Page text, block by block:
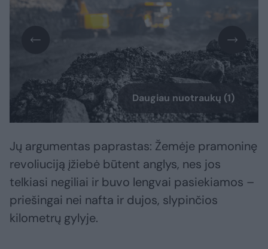
Daugiau nuotraukų (1)
Jų argumentas paprastas: Žemėje pramoninę
revoliuciją įžiebė būtent anglys, nes jos
telkiasi negiliai ir buvo lengvai pasiekiamos –
priešingai nei nafta ir dujos, slypinčios
kilometrų gylyje.